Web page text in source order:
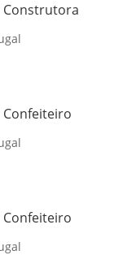
Construtora